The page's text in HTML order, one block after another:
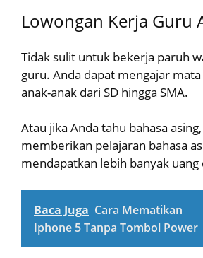
Lowongan Kerja Guru
Tidak sulit untuk bekerja paruh
guru. Anda dapat mengajar
anak-anak dari SD hingga SMA.
Atau jika Anda tahu bahasa
memberikan pelajaran bahasa
mendapatkan lebih banyak uang
Baca Juga Cara Mematikan
Iphone 5 Tanpa Tombol Power